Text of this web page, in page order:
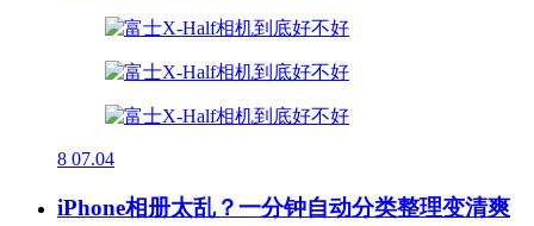
8 07.04
iPhone相册太乱？一分钟自动分类整理变清爽